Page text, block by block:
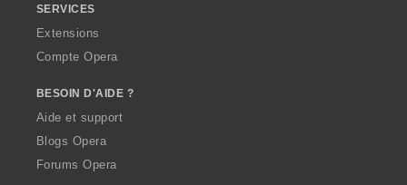
SERVICES
Extensions
Compte Opera
BESOIN D'AIDE ?
Aide et support
Blogs Opera
Forums Opera